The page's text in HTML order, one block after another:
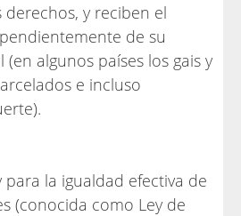
y reciben el
de su
algunos países los gais y
e incluso
para la igualdad efectiva de
(conocida como Ley de